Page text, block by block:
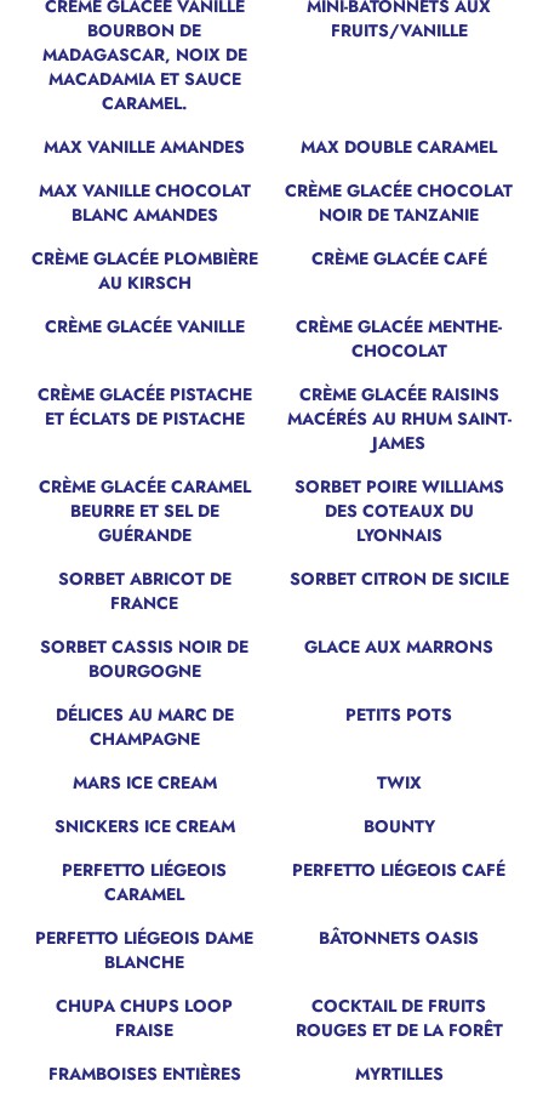
CRÈME GLACÉE VANILLE
BOURBON DE
MADAGASCAR, NOIX DE
MACADAMIA ET SAUCE
CARAMEL.
MINI-BÂTONNETS AUX
FRUITS/VANILLE
MAX VANILLE AMANDES MAX DOUBLE CARAMEL
NOUVEAU
MAX VANILLE CHOCOLAT
BLANC AMANDES
CRÈME GLACÉE CHOCOLAT
NOIR DE TANZANIE
CRÈME GLACÉE PLOMBIÈRE
AU KIRSCH
CRÈME GLACÉE CAFÉ
CRÈME GLACÉE VANILLE
CRÈME GLACÉE MENTHE-
CHOCOLAT
CRÈME GLACÉE PISTACHE
ET ÉCLATS DE PISTACHE
CRÈME GLACÉE RAISINS
MACÉRÉS AU RHUM SAINT-
JAMES
CRÈME GLACÉE CARAMEL
BEURRE ET SEL DE
GUÉRANDE
SORBET POIRE WILLIAMS
DES COTEAUX DU
LYONNAIS
SORBET ABRICOT DE
FRANCE
SORBET CITRON DE SICILE
SORBET CASSIS NOIR DE
BOURGOGNE
GLACE AUX MARRONS
DÉLICES AU MARC DE
CHAMPAGNE
PETITS POTS
MARS ICE CREAM
TWIX
SNICKERS ICE CREAM
BOUNTY
PERFETTO LIÉGEOIS
CARAMEL
PERFETTO LIÉGEOIS CAFÉ
PERFETTO LIÉGEOIS DAME
BLANCHE
BÂTONNETS OASIS
CHUPA CHUPS LOOP
FRAISE
COCKTAIL DE FRUITS
ROUGES ET DE LA FORÊT
FRAMBOISES ENTIÈRES
MYRTILLES